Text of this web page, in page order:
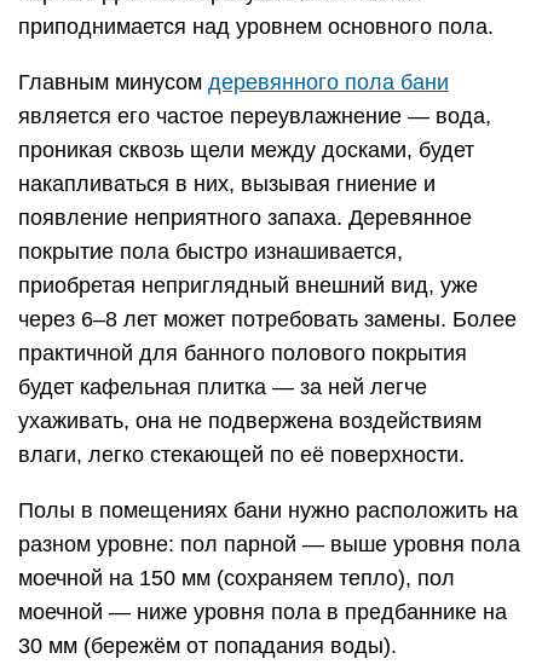
приподнимается над уровнем основного пола.
Главным минусом деревянного пола бани
является его частое переувлажнение — вода,
проникая сквозь щели между досками, будет
накапливаться в них, вызывая гниение и
появление неприятного запаха. Деревянное
покрытие пола быстро изнашивается,
приобретая неприглядный внешний вид, уже
через 6–8 лет может потребовать замены. Более
практичной для банного полового покрытия
будет кафельная плитка — за ней легче
ухаживать, она не подвержена воздействиям
влаги, легко стекающей по её поверхности.
Полы в помещениях бани нужно расположить на
разном уровне: пол парной — выше уровня пола
моечной на 150 мм (сохраняем тепло), пол
моечной — ниже уровня пола в предбаннике на
30 мм (бережём от попадания воды).